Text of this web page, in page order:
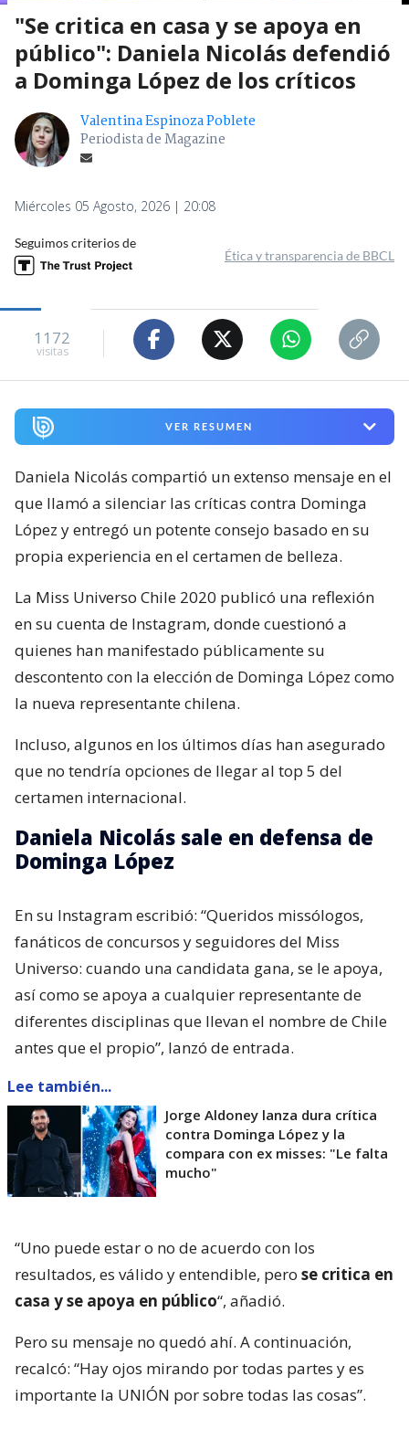
"Se critica en casa y se apoya en
público": Daniela Nicolás defendió
a Dominga López de los críticos
Valentina Espinoza Poblete
Periodista de Magazine
Miércoles 05 Agosto, 2026 | 20:08
Seguimos criterios de
Ética y transparencia de BBCL
1172
visitas
VER RESUMEN
Daniela Nicolás compartió un extenso mensaje en el
que llamó a silenciar las críticas contra Dominga
López y entregó un potente consejo basado en su
propia experiencia en el certamen de belleza.
La Miss Universo Chile 2020 publicó una reflexión
en su cuenta de Instagram, donde cuestionó a
quienes han manifestado públicamente su
descontento con la elección de Dominga López como
la nueva representante chilena.
Incluso, algunos en los últimos días han asegurado
que no tendría opciones de llegar al top 5 del
certamen internacional.
Daniela Nicolás sale en defensa de
Dominga López
En su Instagram escribió: “Queridos missólogos,
fanáticos de concursos y seguidores del Miss
Universo: cuando una candidata gana, se le apoya,
así como se apoya a cualquier representante de
diferentes disciplinas que llevan el nombre de Chile
antes que el propio”, lanzó de entrada.
Lee también...
Jorge Aldoney lanza dura crítica
contra Dominga López y la
compara con ex misses: "Le falta
mucho"
“Uno puede estar o no de acuerdo con los
resultados, es válido y entendible, pero se critica en
casa y se apoya en público“, añadió.
Pero su mensaje no quedó ahí. A continuación,
recalcó: “Hay ojos mirando por todas partes y es
importante la UNIÓN por sobre todas las cosas”.